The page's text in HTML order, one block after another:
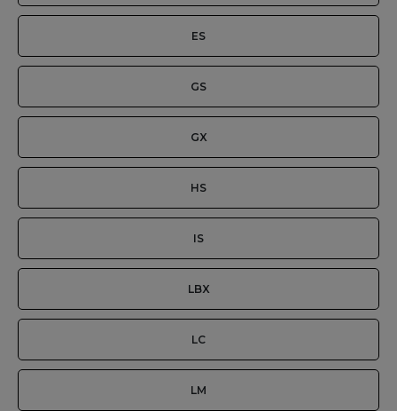
ES
GS
GX
HS
IS
LBX
LC
LM